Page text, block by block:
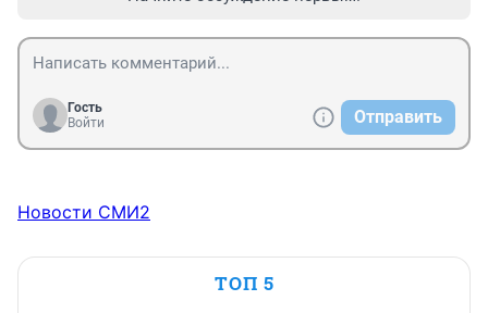
Гость
Войти
Отправить
Новости СМИ2
ТОП 5